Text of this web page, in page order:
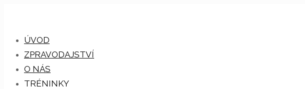
ÚVOD
ZPRAVODAJSTVÍ
O NÁS
TRÉNINKY